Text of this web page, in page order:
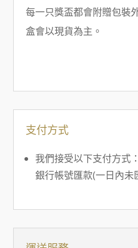
每一只獎盃都會附贈包裝
盒會以現貨為主。
支付方式
我們接受以下支付方式
銀行帳號匯款(一日內未